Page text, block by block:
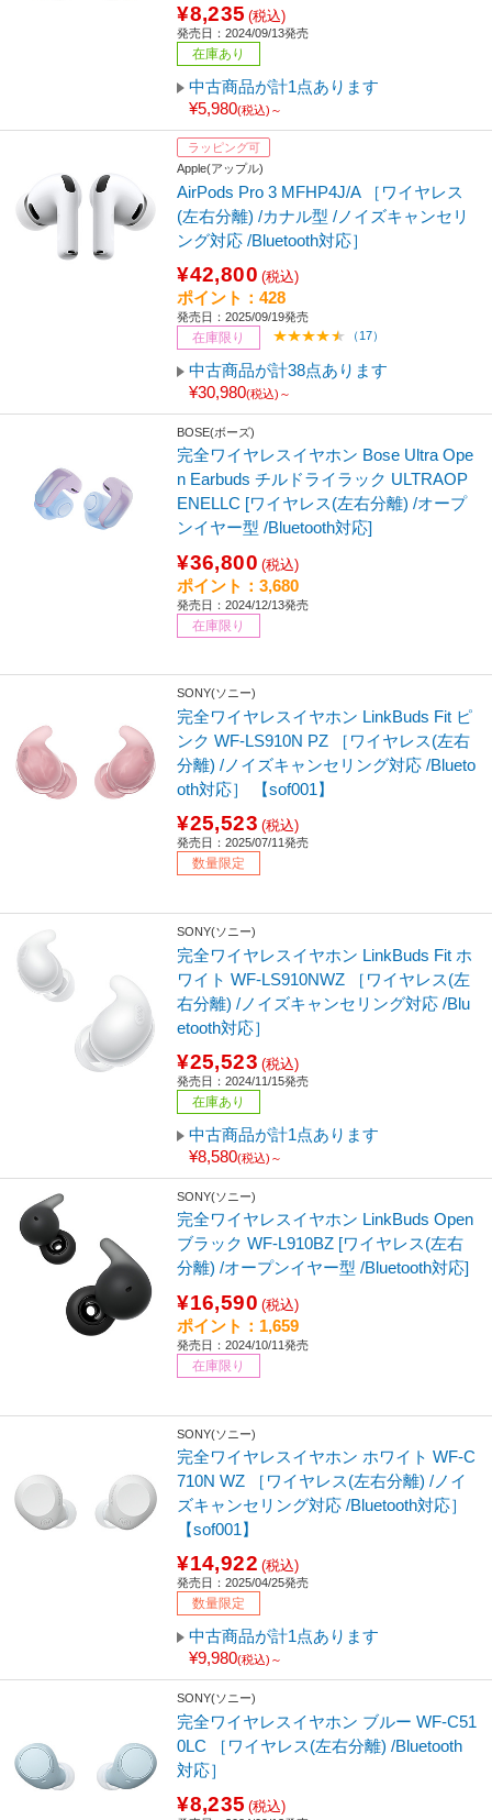
¥8,235 (税込)
発売日：2024/09/13発売
在庫あり
中古商品が計1点あります
¥5,980(税込)～
ラッピング可
Apple(アップル)
AirPods Pro 3 MFHP4J/A ［ワイヤレス
(左右分離) /カナル型 /ノイズキャンセリ
ング対応 /Bluetooth対応］
¥42,800 (税込)
ポイント：428
発売日：2025/09/19発売
在庫限り （17）
中古商品が計38点あります
¥30,980(税込)～
BOSE(ボーズ)
完全ワイヤレスイヤホン Bose Ultra Ope
n Earbuds チルドライラック ULTRAOP
ENELLC [ワイヤレス(左右分離) /オープ
ンイヤー型 /Bluetooth対応]
¥36,800 (税込)
ポイント：3,680
発売日：2024/12/13発売
在庫限り
SONY(ソニー)
完全ワイヤレスイヤホン LinkBuds Fit ピ
ンク WF-LS910N PZ ［ワイヤレス(左右
分離) /ノイズキャンセリング対応 /Blueto
oth対応］ 【sof001】
¥25,523 (税込)
発売日：2025/07/11発売
数量限定
SONY(ソニー)
完全ワイヤレスイヤホン LinkBuds Fit ホ
ワイト WF-LS910NWZ ［ワイヤレス(左
右分離) /ノイズキャンセリング対応 /Blu
etooth対応］
¥25,523 (税込)
発売日：2024/11/15発売
在庫あり
中古商品が計1点あります
¥8,580(税込)～
SONY(ソニー)
完全ワイヤレスイヤホン LinkBuds Open
ブラック WF-L910BZ [ワイヤレス(左右
分離) /オープンイヤー型 /Bluetooth対応]
¥16,590 (税込)
ポイント：1,659
発売日：2024/10/11発売
在庫限り
SONY(ソニー)
完全ワイヤレスイヤホン ホワイト WF-C
710N WZ ［ワイヤレス(左右分離) /ノイ
ズキャンセリング対応 /Bluetooth対応］
【sof001】
¥14,922 (税込)
発売日：2025/04/25発売
数量限定
中古商品が計1点あります
¥9,980(税込)～
SONY(ソニー)
完全ワイヤレスイヤホン ブルー WF-C51
0LC ［ワイヤレス(左右分離) /Bluetooth
対応］
¥8,235 (税込)